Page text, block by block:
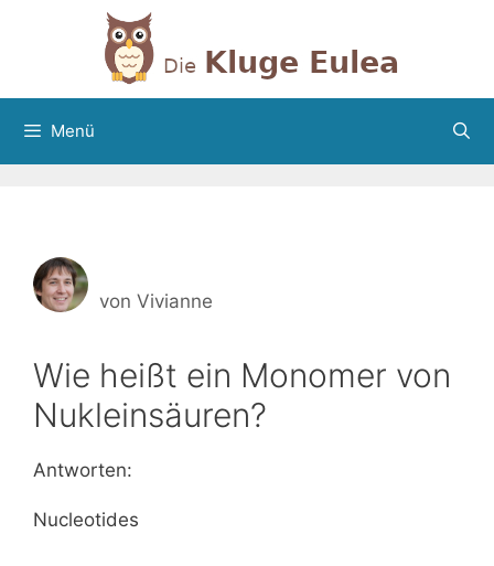
Menü
von Vivianne
Wie heißt ein Monomer von
Nukleinsäuren?
Antworten:
Nucleotides